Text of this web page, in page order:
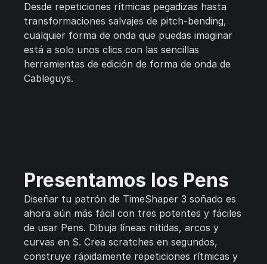
Desde repeticiones rítmicas pegadizas hasta
transformaciones salvajes de pitch-bending,
cualquier forma de onda que puedas imaginar
está a solo unos clics con las sencillas
herramientas de edición de forma de onda de
Cableguys.
Presentamos los Pens
Diseñar tu patrón de TimeShaper 3 soñado es
ahora aún más fácil con tres potentes y fáciles
de usar Pens. Dibuja líneas nítidas, arcos y
curvas en S. Crea scratches en segundos,
construye rápidamente repeticiones rítmicas y